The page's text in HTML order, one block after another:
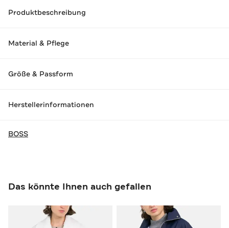
Produktbeschreibung
Material & Pflege
Größe & Passform
Herstellerinformationen
BOSS
Das könnte Ihnen auch gefallen